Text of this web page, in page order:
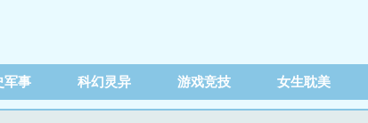
军事 科幻灵异 游戏竞技 女生耽美